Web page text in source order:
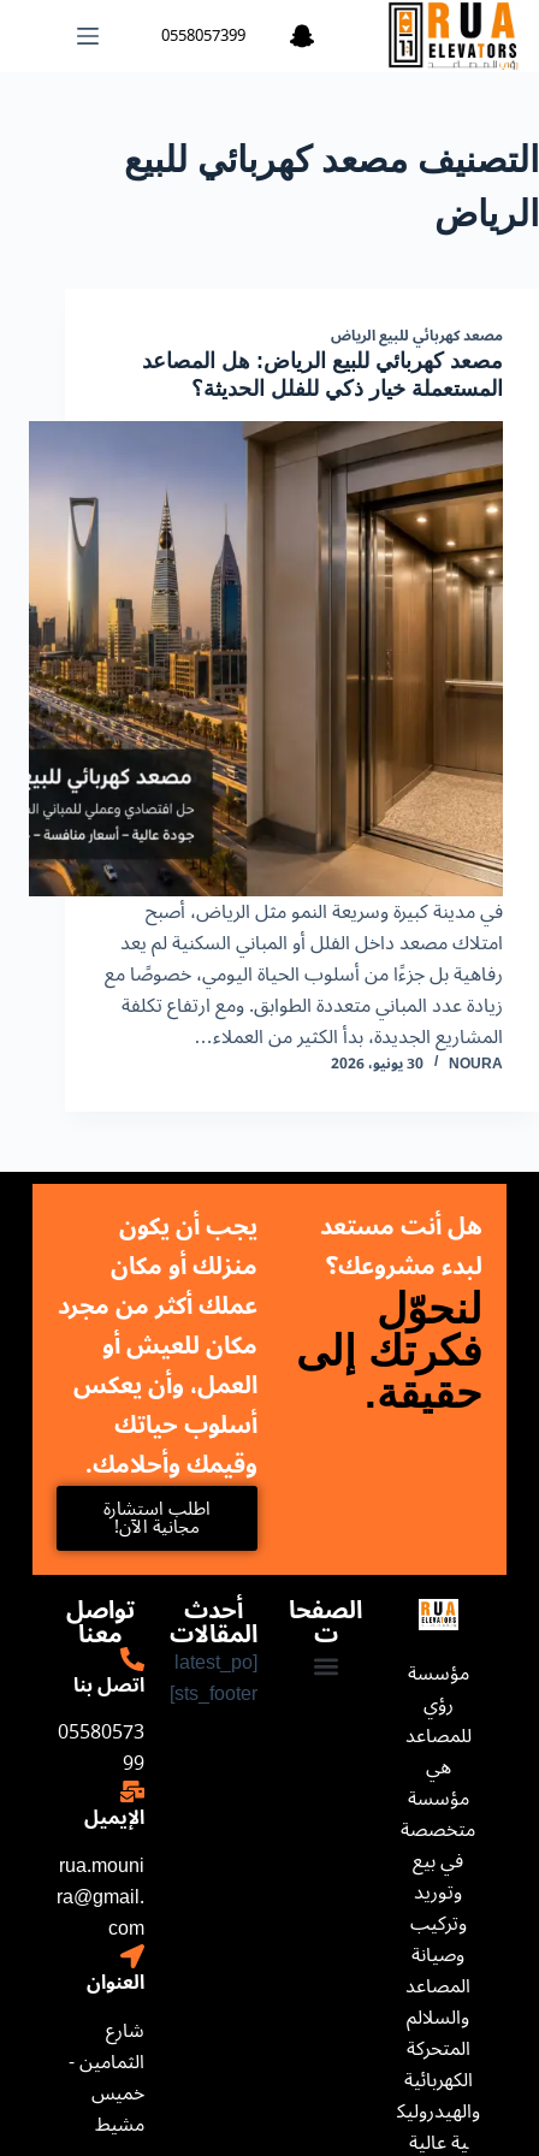
0558057399
التصنيف مصعد كهربائي للبيع
الرياض
مصعد كهربائي للبيع الرياض
مصعد كهربائي للبيع الرياض: هل المصاعد
المستعملة خيار ذكي للفلل الحديثة؟
في مدينة كبيرة وسريعة النمو مثل الرياض، أصبح
امتلاك مصعد داخل الفلل أو المباني السكنية لم يعد
رفاهية بل جزءًا من أسلوب الحياة اليومي، خصوصًا مع
زيادة عدد المباني متعددة الطوابق. ومع ارتفاع تكلفة
المشاريع الجديدة، بدأ الكثير من العملاء…
NOURA 30 يونيو، 2026
هل أنت مستعد
لبدء مشروعك؟
لنحوّل
فكرتك إلى
حقيقة.
اطلب استشارة
مجانية الآن!
يجب أن يكون
منزلك أو مكان
عملك أكثر من مجرد
مكان للعيش أو
العمل، وأن يعكس
أسلوب حياتك
وقيمك وأحلامك.
مؤسسة
رؤي
للمصاعد
هي
مؤسسة
متخصصة
في بيع
وتوريد
وتركيب
وصيانة
المصاعد
والسلالم
المتحركة
الكهربائية
والهيدروليك
ية عالية
الصفحا
ت أحدث
المقالات
[latest_po
sts_footer]
تواصل
معنا
اتصل بنا
05580573
99
الإيميل
rua.mouni
ra@gmail.
com​
العنوان
شارع
الثمامين -
خميس
مشيط